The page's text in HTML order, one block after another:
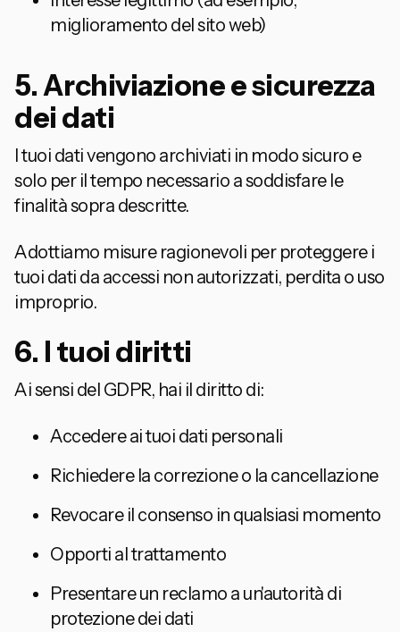
miglioramento del sito web)
5. Archiviazione e sicurezza
dei dati
I tuoi dati vengono archiviati in modo sicuro e
solo per il tempo necessario a soddisfare le
finalità sopra descritte.
Adottiamo misure ragionevoli per proteggere i
tuoi dati da accessi non autorizzati, perdita o uso
improprio.
6. I tuoi diritti
Ai sensi del GDPR, hai il diritto di:
Accedere ai tuoi dati personali
Richiedere la correzione o la cancellazione
Revocare il consenso in qualsiasi momento
Opporti al trattamento
Presentare un reclamo a un'autorità di
protezione dei dati